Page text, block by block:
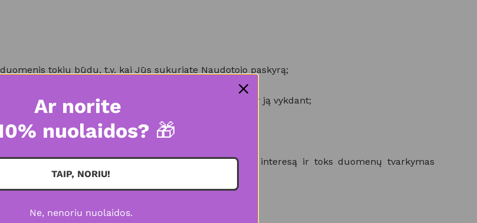
tokiu būdu, t.y. kai Jūs sukuriate Naudotojo paskyrą;
ir vykdomas, tokiu būdu sudarant sutartį su Jumis ir ją vykdant;
turėdama teisinę pareigą;
Jūsų Asmens duomenis, jeigu tam turime teisėtą interesą ir toks duomenų tvarkymas
Ar norite
nuolaidos? 🎁
TAIP, NORIU!
Ne, nenoriu nuolaidos.